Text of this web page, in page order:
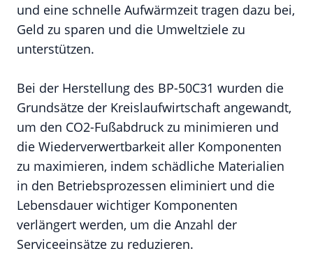
und eine schnelle Aufwärmzeit tragen dazu bei,
Geld zu sparen und die Umweltziele zu
unterstützen.
Bei der Herstellung des BP-50C31 wurden die
Grundsätze der Kreislaufwirtschaft angewandt,
um den CO2-Fußabdruck zu minimieren und
die Wiederverwertbarkeit aller Komponenten
zu maximieren, indem schädliche Materialien
in den Betriebsprozessen eliminiert und die
Lebensdauer wichtiger Komponenten
verlängert werden, um die Anzahl der
Serviceeinsätze zu reduzieren.